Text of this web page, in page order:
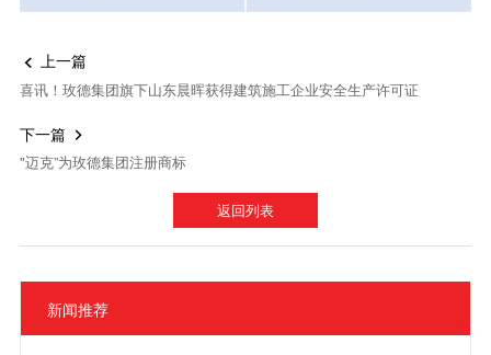
 上一篇
喜讯！玫德集团旗下山东晨晖获得建筑施工企业安全生产许可证
返回列表
下一篇 
"迈克”为玫德集团注册商标
新闻推荐